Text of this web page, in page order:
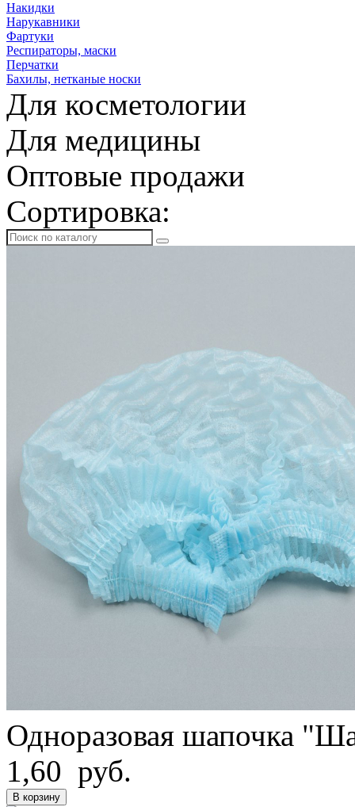
Накидки
Нарукавники
Фартуки
Респираторы, маски
Перчатки
Бахилы, нетканые носки
Для косметологии
Для медицины
Оптовые продажи
Сортировка:
Одноразовая шапочка
1,60 руб.
В корзину